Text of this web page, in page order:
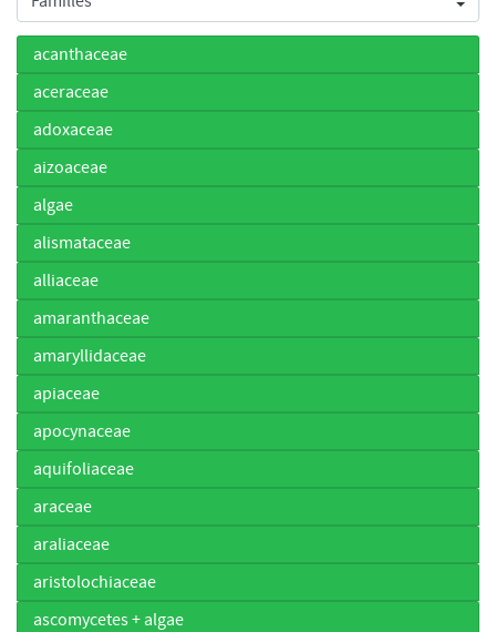
acanthaceae
aceraceae
adoxaceae
aizoaceae
algae
alismataceae
alliaceae
amaranthaceae
amaryllidaceae
apiaceae
apocynaceae
aquifoliaceae
araceae
araliaceae
aristolochiaceae
ascomycetes + algae